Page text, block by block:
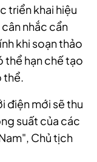
triển khai hiệu
nhắc cẩn
khi soạn thảo
thể hạn chế tạo
thể.
điện mới sẽ thu
suất của các
Chủ tịch